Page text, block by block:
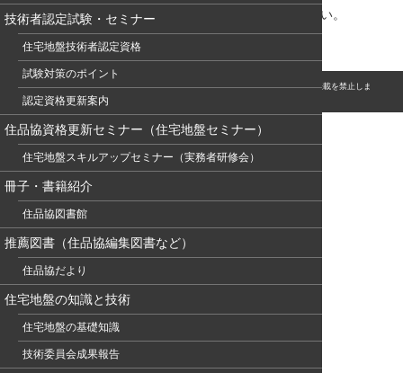
技術者認定試験・セミナー
住宅地盤技術者認定資格
試験対策のポイント
認定資格更新案内
住品協資格更新セミナー（住宅地盤セミナー）
住宅地盤スキルアップセミナー（実務者研修会）
冊子・書籍紹介
住品協図書館
推薦図書（住品協編集図書など）
住品協だより
住宅地盤の知識と技術
住宅地盤の基礎知識
技術委員会成果報告
詳細・お申込は
地盤品質判定士会HP にてご確認ください。
© このホームページの著作権は、NPO 住宅地盤品質協会に属します。無断転用・転載を禁止しま
す。